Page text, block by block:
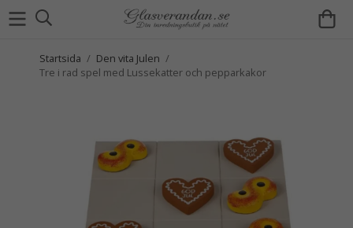
Startsida / Den vita Julen /
Tre i rad spel med Lussekatter och pepparkakor